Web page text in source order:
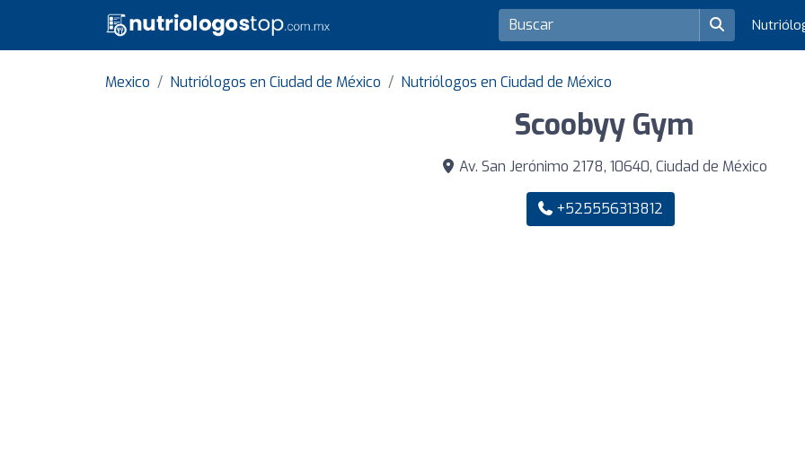
Mexico Nutriólogos en Ciudad de México Nutriólogos en Ciudad de México
Scoobyy Gym
Av. San Jerónimo 2178, 10640, Ciudad de México
+525556313812